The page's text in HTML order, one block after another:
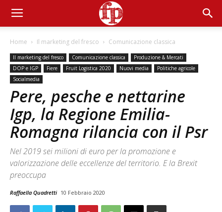
Home Il marketing del fresco Comunicazione classica
Il marketing del fresco Comunicazione classica
Produzione & Mercati
DOP e IGP
Fiere Fruit Logistica 2020 Nuovi media
Politiche agricole
Socialmedia
Pere, pesche e nettarine
Igp, la Regione Emilia-
Romagna rilancia con il Psr
Nel 2019 sei milioni di euro per la promozione e
valorizzazione delle eccellenze del territorio. E la Brexit
preoccupa
Raffaella Quadretti 10 Febbraio 2020